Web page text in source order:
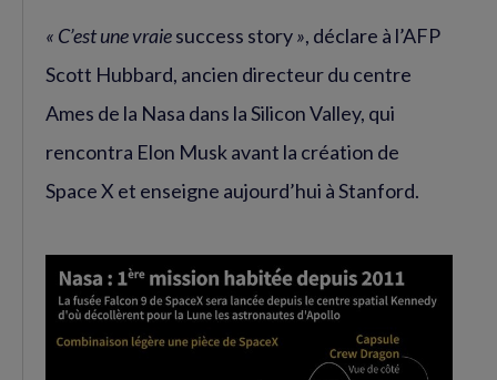
« C’est une vraiesuccess story», déclare à l’AFP
Scott Hubbard, ancien directeur du centre
Ames de la Nasa dans la Silicon Valley, qui
rencontra Elon Musk avant la création de
Space X et enseigne aujourd’hui à Stanford.